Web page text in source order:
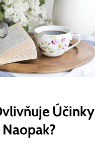
Účinky